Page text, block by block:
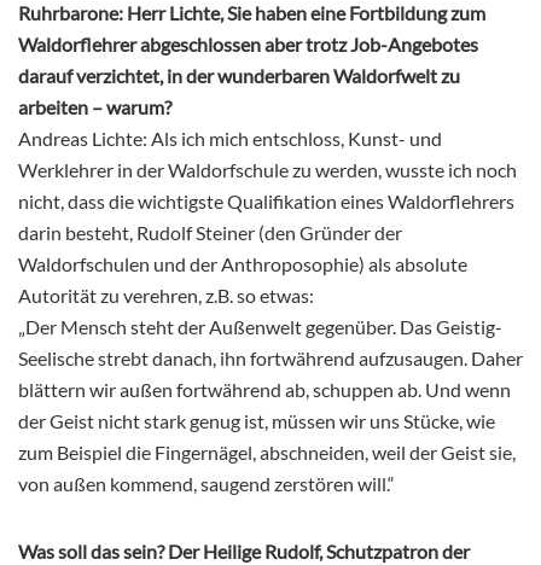
Ruhrbarone: Herr Lichte, Sie haben eine Fortbildung zum
Waldorflehrer abgeschlossen aber trotz Job-Angebotes
darauf verzichtet, in der wunderbaren Waldorfwelt zu
arbeiten – warum?
Andreas Lichte: Als ich mich entschloss, Kunst- und
Werklehrer in der Waldorfschule zu werden, wusste ich noch
nicht, dass die wichtigste Qualifikation eines Waldorflehrers
darin besteht, Rudolf Steiner (den Gründer der
Waldorfschulen und der Anthroposophie) als absolute
Autorität zu verehren, z.B. so etwas:
„Der Mensch steht der Außenwelt gegenüber. Das Geistig-
Seelische strebt danach, ihn fortwährend aufzusaugen. Daher
blättern wir außen fortwährend ab, schuppen ab. Und wenn
der Geist nicht stark genug ist, müssen wir uns Stücke, wie
zum Beispiel die Fingernägel, abschneiden, weil der Geist sie,
von außen kommend, saugend zerstören will.“
Was soll das sein? Der Heilige Rudolf, Schutzpatron der